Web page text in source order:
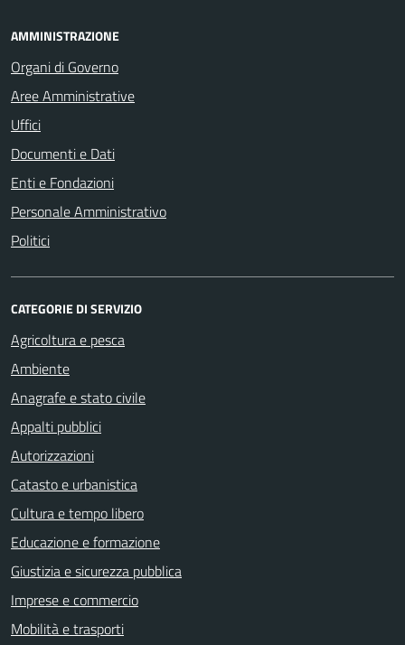
AMMINISTRAZIONE
Organi di Governo
Aree Amministrative
Uffici
Documenti e Dati
Enti e Fondazioni
Personale Amministrativo
Politici
CATEGORIE DI SERVIZIO
Agricoltura e pesca
Ambiente
Anagrafe e stato civile
Appalti pubblici
Autorizzazioni
Catasto e urbanistica
Cultura e tempo libero
Educazione e formazione
Giustizia e sicurezza pubblica
Imprese e commercio
Mobilità e trasporti